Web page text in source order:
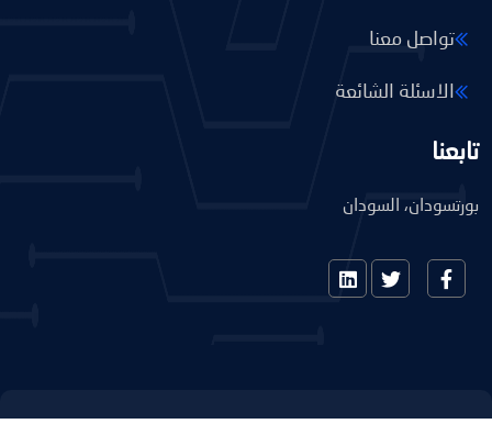
تواصل معنا
الاسئلة الشائعة
تابعنا
بورتسودان، السودان